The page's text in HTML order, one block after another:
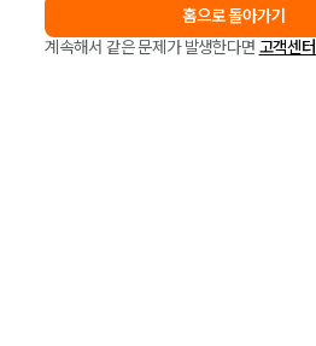
홈으로 돌아가기
계속해서 같은 문제가 발생한다면 고객센터